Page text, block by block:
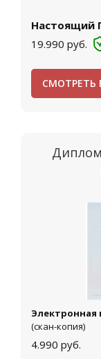
Настоящий
19.990 руб.
СМОТРЕТЬ
Диплом
Электронная
(скан-копия)
4.990 руб.